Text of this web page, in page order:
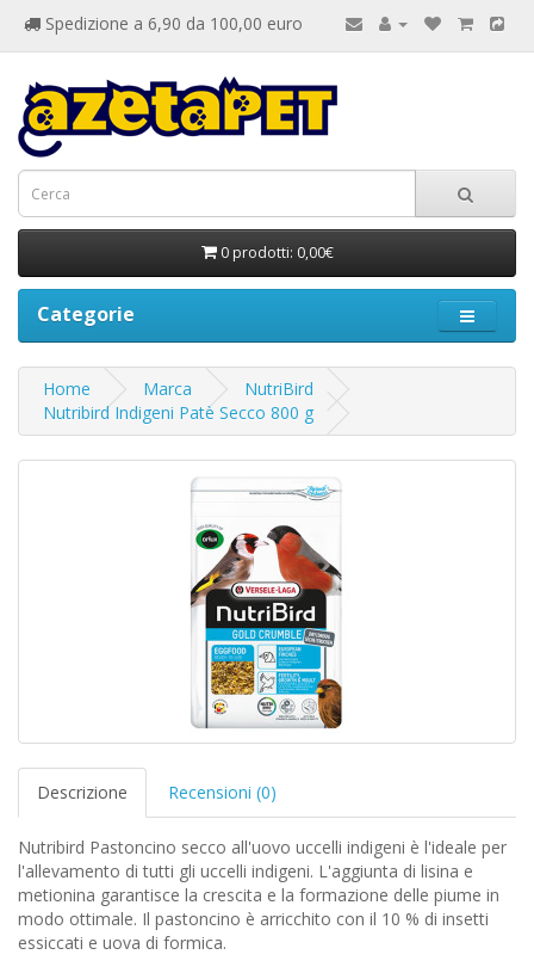
Spedizione a 6,90 da 100,00 euro
0 prodotti: 0,00€
Categorie
Home Marca
NutriBird
Nutribird Indigeni Patè Secco 800 g
Descrizione Recensioni (0)
Nutribird Pastoncino secco all'uovo uccelli indigeni è l'ideale per
l'allevamento di tutti gli uccelli indigeni. L'aggiunta di lisina e
metionina garantisce la crescita e la formazione delle piume in
modo ottimale. Il pastoncino è arricchito con il 10 % di insetti
essiccati e uova di formica.